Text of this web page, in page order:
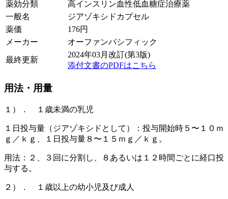
薬効分類
高インスリン血性低血糖症治療薬
一般名
ジアゾキシドカプセル
薬価
176円
メーカー
オーファンパシフィック
最終更新
2024年03月改訂(第3版)
添付文書のPDFはこちら
用法・用量
１）． １歳未満の乳児
１日投与量（ジアゾキシドとして）：投与開始時５〜１０ｍ
ｇ／ｋｇ、１日投与量８〜１５ｍｇ／ｋｇ。
用法：２、３回に分割し、８あるいは１２時間ごとに経口投
与する。
２）． １歳以上の幼小児及び成人